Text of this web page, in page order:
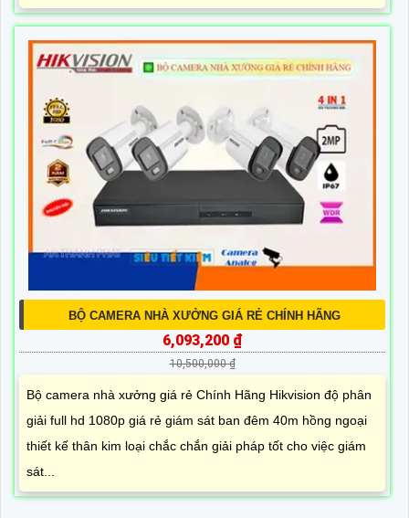
BỘ CAMERA NHÀ XƯỞNG GIÁ RẺ CHÍNH HÃNG
6,093,200 ₫
10,500,000 ₫
Bộ camera nhà xưởng giá rẻ Chính Hãng Hikvision độ phân
giải full hd 1080p giá rẻ giám sát ban đêm 40m hồng ngoại
thiết kế thân kim loại chắc chắn giải pháp tốt cho việc giám
sát...